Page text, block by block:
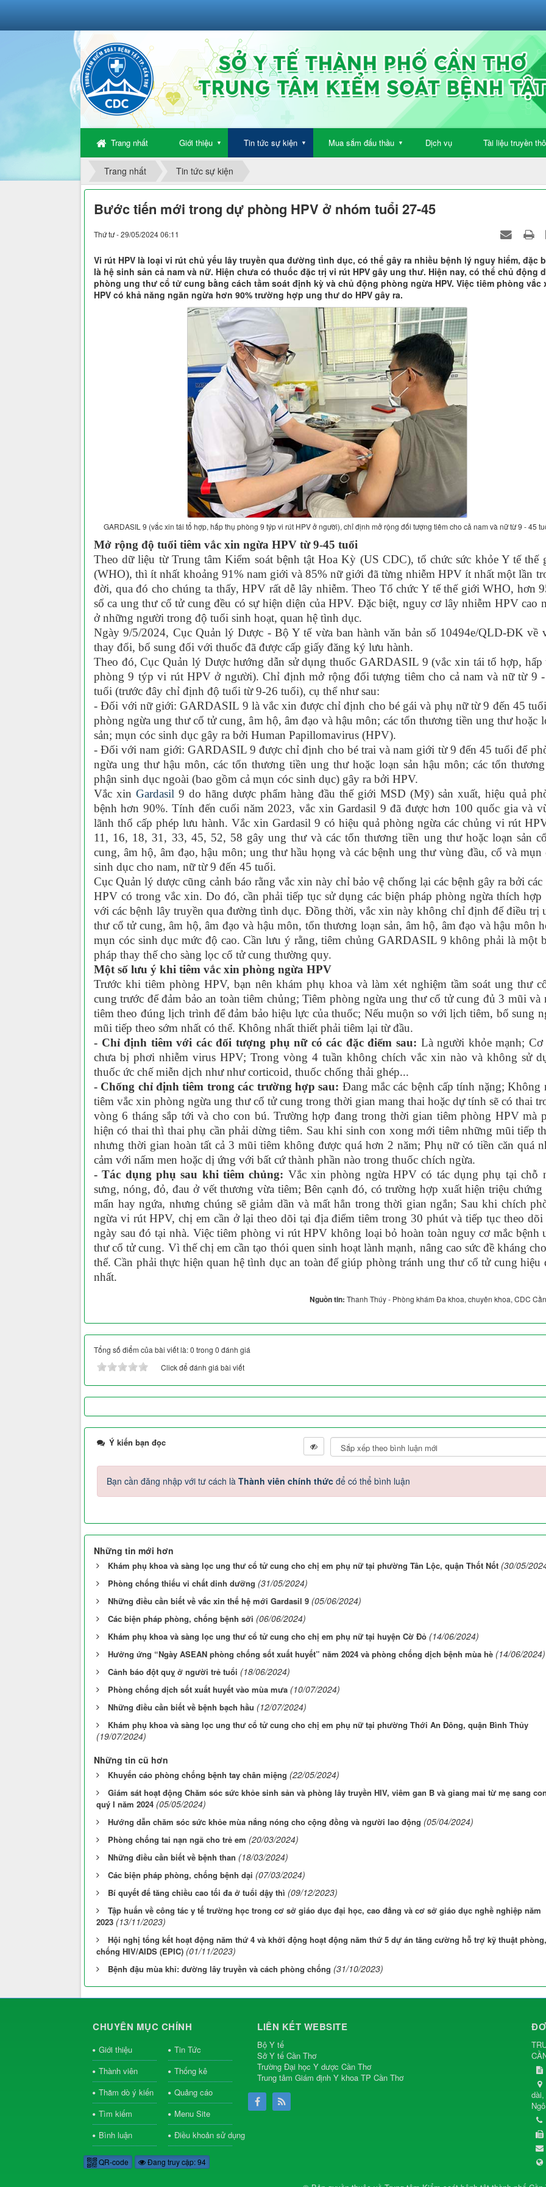
Trang nhất Giới thiệu ▼ Tin tức sự kiện ▼ Mua sắm đấu thầu ▼ Dịch vụ Tài liệu truyền
Trang nhất Tin tức sự kiện
Bước tiến mới trong dự phòng HPV ở nhóm tuổi 27-45
Thứ tư - 29/05/2024 06:11
Vi rút HPV là loại vi rút chủ yếu lây truyền qua đường tình dục, có thể gây ra nhiều bệnh lý nguy hiểm, đặc
là hệ sinh sản cả nam và nữ. Hiện chưa có thuốc đặc trị vi rút HPV gây ung thư. Hiện nay, có thể chủ động
phòng ung thư cổ tử cung bằng cách tầm soát định kỳ và chủ động phòng ngừa HPV. Việc tiêm phòng vắc
HPV có khả năng ngăn ngừa hơn 90% trường hợp ung thư do HPV gây ra.
GARDASIL 9 (vắc xin tái tổ hợp, hấp thụ phòng 9 týp vi rút HPV ở người), chỉ định mở rộng đối tượng tiêm cho cả nam và nữ từ 9 - 45
Mở rộng độ tuổi tiêm vắc xin ngừa HPV từ 9-45 tuổi
Theo dữ liệu từ Trung tâm Kiểm soát bệnh tật Hoa Kỳ (US CDC), tổ chức sức khỏe Y tế thế
(WHO), thì ít nhất khoảng 91% nam giới và 85% nữ giới đã từng nhiễm HPV ít nhất một lần
đời, qua đó cho chúng ta thấy, HPV rất dễ lây nhiễm. Theo Tổ chức Y tế thế giới WHO, hơn
số ca ung thư cổ tử cung đều có sự hiện diện của HPV. Đặc biệt, nguy cơ lây nhiễm HPV cao
ở những người trong độ tuổi sinh hoạt, quan hệ tình dục.
Ngày 9/5/2024, Cục Quản lý Dược - Bộ Y tế vừa ban hành văn bản số 10494e/QLD-ĐK về
thay đổi, bổ sung đối với thuốc đã được cấp giấy đăng ký lưu hành.
Theo đó, Cục Quản lý Dược hướng dẫn sử dụng thuốc GARDASIL 9 (vắc xin tái tổ hợp, hấp
phòng 9 týp vi rút HPV ở người). Chỉ định mở rộng đối tượng tiêm cho cả nam và nữ từ 9
tuổi (trước đây chỉ định độ tuổi từ 9-26 tuổi), cụ thể như sau:
- Đối với nữ giới: GARDASIL 9 là vắc xin được chỉ định cho bé gái và phụ nữ từ 9 đến 45
phòng ngừa ung thư cổ tử cung, âm hộ, âm đạo và hậu môn; các tổn thương tiền ung thư hoặc
sản; mụn cóc sinh dục gây ra bởi Human Papillomavirus (HPV).
- Đối với nam giới: GARDASIL 9 được chỉ định cho bé trai và nam giới từ 9 đến 45 tuổi để
ngừa ung thư hậu môn, các tổn thương tiền ung thư hoặc loạn sản hậu môn; các tổn
phận sinh dục ngoài (bao gồm cả mụn cóc sinh dục) gây ra bởi HPV.
Vắc xin Gardasil 9 do hãng dược phẩm hàng đầu thế giới MSD (Mỹ) sản xuất, hiệu quả
bệnh hơn 90%. Tính đến cuối năm 2023, vắc xin Gardasil 9 đã được hơn 100 quốc gia và
lãnh thổ cấp phép lưu hành. Vắc xin Gardasil 9 có hiệu quả phòng ngừa các chủng vi rút
11, 16, 18, 31, 33, 45, 52, 58 gây ung thư và các tổn thương tiền ung thư hoặc loạn sản
cung, âm hộ, âm đạo, hậu môn; ung thư hầu họng và các bệnh ung thư vùng đầu, cổ và mụn
sinh dục cho nam, nữ từ 9 đến 45 tuổi.
Cục Quản lý dược cũng cảnh báo rằng vắc xin này chỉ bảo vệ chống lại các bệnh gây ra bởi
HPV có trong vắc xin. Do đó, cần phải tiếp tục sử dụng các biện pháp phòng ngừa thích hợp
với các bệnh lây truyền qua đường tình dục. Đồng thời, vắc xin này không chỉ định để điều trị
thư cổ tử cung, âm hộ, âm đạo và hậu môn, tổn thương loạn sản, âm hộ, âm đạo và hậu môn
mụn cóc sinh dục mức độ cao. Cần lưu ý rằng, tiêm chủng GARDASIL 9 không phải là một
pháp thay thế cho sàng lọc cổ tử cung thường quy.
Một số lưu ý khi tiêm vắc xin phòng ngừa HPV
Trước khi tiêm phòng HPV, bạn nên khám phụ khoa và làm xét nghiệm tầm soát ung thư
cung trước để đảm bảo an toàn tiêm chủng; Tiêm phòng ngừa ung thư cổ tử cung đủ 3 mũi và
tiêm theo đúng lịch trình để đảm bảo hiệu lực của thuốc; Nếu muộn so với lịch tiêm, bổ sung
mũi tiếp theo sớm nhất có thể. Không nhất thiết phải tiêm lại từ đầu.
- Chỉ định tiêm với các đối tượng phụ nữ có các đặc điểm sau: Là người khỏe mạnh; Cơ
chưa bị phơi nhiễm virus HPV; Trong vòng 4 tuần không chích vắc xin nào và không sử
thuốc ức chế miễn dịch như như corticoid, thuốc chống thải ghép...
- Chống chỉ định tiêm trong các trường hợp sau: Đang mắc các bệnh cấp tính nặng; Không
tiêm vắc xin phòng ngừa ung thư cổ tử cung trong thời gian mang thai hoặc dự tính sẽ có thai
vòng 6 tháng sắp tới và cho con bú. Trường hợp đang trong thời gian tiêm phòng HPV mà
hiện có thai thì thai phụ cần phải dừng tiêm. Sau khi sinh con xong mới tiêm những mũi tiếp
nhưng thời gian hoàn tất cả 3 mũi tiêm không được quá hơn 2 năm; Phụ nữ có tiền căn quá
cảm với nấm men hoặc dị ứng với bất cứ thành phần nào trong thuốc chích ngừa.
- Tác dụng phụ sau khi tiêm chủng: Vắc xin phòng ngừa HPV có tác dụng phụ tại chỗ
sưng, nóng, đỏ, đau ở vết thương vừa tiêm; Bên cạnh đó, có trường hợp xuất hiện triệu chứng
mẩn hay ngứa, nhưng chúng sẽ giảm dần và mất hẳn trong thời gian ngắn; Sau khi chích
ngừa vi rút HPV, chị em cần ở lại theo dõi tại địa điểm tiêm trong 30 phút và tiếp tục theo dõi
ngày sau đó tại nhà. Việc tiêm phòng vi rút HPV không loại bỏ hoàn toàn nguy cơ mắc bệnh
thư cổ tử cung. Vì thế chị em cần tạo thói quen sinh hoạt lành mạnh, nâng cao sức đề kháng
thể. Cần phải thực hiện quan hệ tình dục an toàn để giúp phòng tránh ung thư cổ tử cung hiệu
nhất.
Nguồn tin: Thanh Thúy - Phòng khám Đa khoa, chuyên khoa, CDC
Tổng số điểm của bài viết là: 0 trong 0 đánh giá
Click để đánh giá bài viết
Ý kiến bạn đọc
Bạn cần đăng nhập với tư cách là Thành viên chính thức để có thể bình luận
Những tin mới hơn
Khám phụ khoa và sàng lọc ung thư cổ tử cung cho chị em phụ nữ tại phường Tân Lộc, quận Thốt Nốt (30/05/
Phòng chống thiếu vi chất dinh dưỡng (31/05/2024)
Những điều cần biết về vắc xin thế hệ mới Gardasil 9 (05/06/2024)
Các biện pháp phòng, chống bệnh sởi (06/06/2024)
Khám phụ khoa và sàng lọc ung thư cổ tử cung cho chị em phụ nữ tại huyện Cờ Đỏ (14/06/2024)
Hưởng ứng “Ngày ASEAN phòng chống sốt xuất huyết” năm 2024 và phòng chống dịch bệnh mùa hè (14/06/2024)
Cảnh báo đột quỵ ở người trẻ tuổi (18/06/2024)
Phòng chống dịch sốt xuất huyết vào mùa mưa (10/07/2024)
Những điều cần biết về bệnh bạch hầu (12/07/2024)
Khám phụ khoa và sàng lọc ung thư cổ tử cung cho chị em phụ nữ tại phường Thới An Đông, quận Bình Thủy
(19/07/2024)
Những tin cũ hơn
Khuyến cáo phòng chống bệnh tay chân miệng (22/05/2024)
Giám sát hoạt động Chăm sóc sức khỏe sinh sản và phòng lây truyền HIV, viêm gan B và giang mai từ mẹ sang
quý I năm 2024 (05/05/2024)
Hướng dẫn chăm sóc sức khỏe mùa nắng nóng cho cộng đồng và người lao động (05/04/2024)
Phòng chống tai nạn ngã cho trẻ em (20/03/2024)
Những điều cần biết về bệnh than (18/03/2024)
Các biện pháp phòng, chống bệnh dại (07/03/2024)
Bí quyết để tăng chiều cao tối đa ở tuổi dậy thì (09/12/2023)
Tập huấn về công tác y tế trường học trong cơ sở giáo dục đại học, cao đẳng và cơ sở giáo dục nghề nghiệp năm
2023 (13/11/2023)
Hội nghị tổng kết hoạt động năm thứ 4 và khởi động hoạt động năm thứ 5 dự án tăng cường hỗ trợ kỹ thuật phòng,
chống HIV/AIDS (EPIC) (01/11/2023)
Bệnh đậu mùa khỉ: đường lây truyền và cách phòng chống (31/10/2023)
CHUYÊN MỤC CHÍNH
Giới thiệu
Tin Tức
Thành viên
Thống kê
Thăm dò ý kiến
Quảng cáo
Tìm kiếm
Menu Site
Bình luận
Điều khoản sử dụng
QR-code Đang truy cập: 94
LIÊN KẾT WEBSITE
Bộ Y tế
Sở Y tế Cần Thơ
Trường Đại học Y dược Cần Thơ
Trung tâm Giám định Y khoa TP Cần Thơ